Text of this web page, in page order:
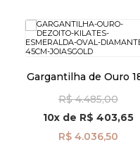
Gargantilha de Ouro
Diamantes 45cm
ga08594
R$ 4.485,00
10xde R$ 403,65
R$ 4.036,50